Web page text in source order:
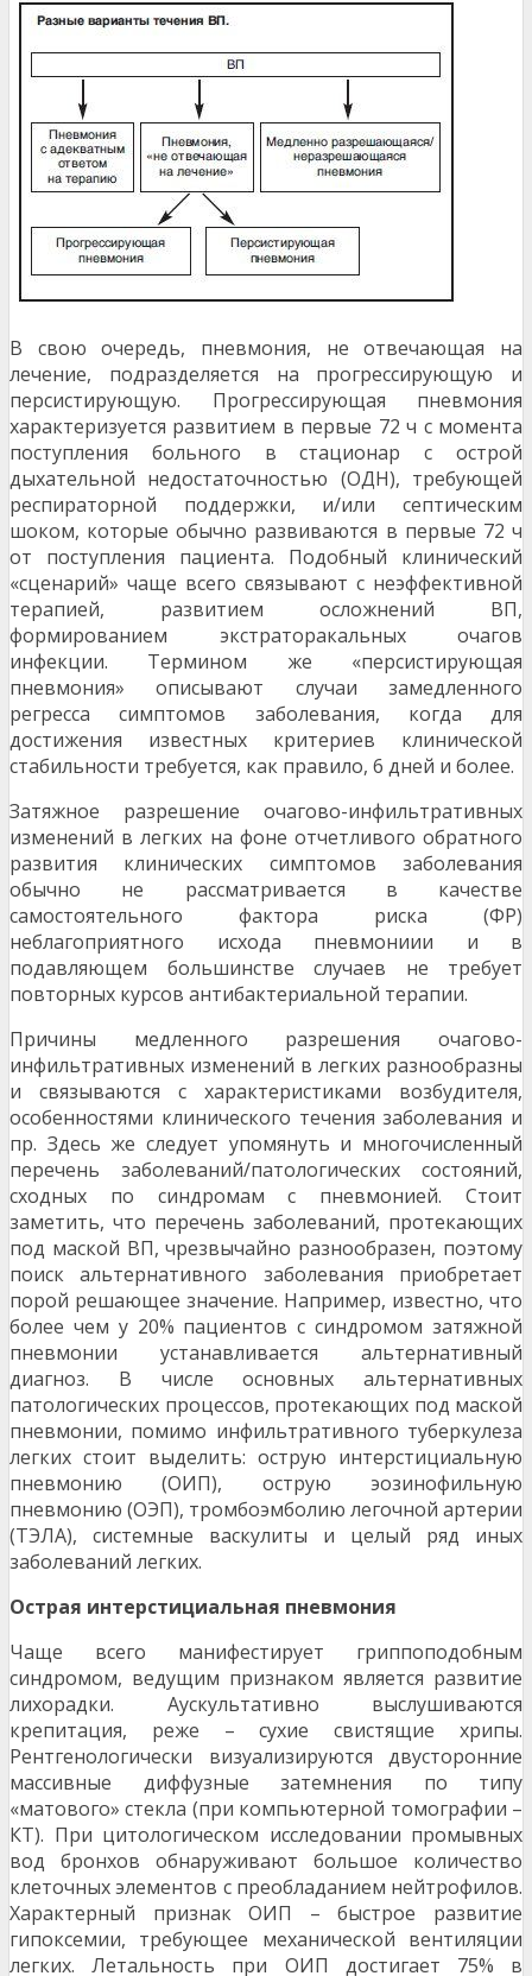
В свою очередь, пневмония, не отвечающая на
лечение, подразделяется на прогрессирующую и
персистирующую. Прогрессирующая пневмония
характеризуется развитием в первые 72 ч с момента
поступления больного в стационар с острой
дыхательной недостаточностью (ОДН), требующей
респираторной поддержки, и/или септическим
шоком, которые обычно развиваются в первые 72 ч
от поступления пациента. Подобный клинический
«сценарий» чаще всего связывают с неэффективной
терапией, развитием осложнений ВП,
формированием экстраторакальных очагов
инфекции. Термином же «персистирующая
пневмония» описывают случаи замедленного
регресса симптомов заболевания, когда для
достижения известных критериев клинической
стабильности требуется, как правило, 6 дней и более.
Затяжное разрешение очагово-инфильтративных
изменений в легких на фоне отчетливого обратного
развития клинических симптомов заболевания
обычно не рассматривается в качестве
самостоятельного фактора риска (ФР)
неблагоприятного исхода пневмониии и в
подавляющем большинстве случаев не требует
повторных курсов антибактериальной терапии.
Причины медленного разрешения очагово-
инфильтративных изменений в легких разнообразны
и связываются с характеристиками возбудителя,
особенностями клинического течения заболевания и
пр. Здесь же следует упомянуть и многочисленный
перечень заболеваний/патологических состояний,
сходных по синдромам с пневмонией. Стоит
заметить, что перечень заболеваний, протекающих
под маской ВП, чрезвычайно разнообразен, поэтому
поиск альтернативного заболевания приобретает
порой решающее значение. Например, известно, что
более чем у 20% пациентов с синдромом затяжной
пневмонии устанавливается альтернативный
диагноз. В числе основных альтернативных
патологических процессов, протекающих под маской
пневмонии, помимо инфильтративного туберкулеза
легких стоит выделить: острую интерстициальную
пневмонию (ОИП), острую эозинофильную
пневмонию (ОЭП), тромбоэмболию легочной артерии
(ТЭЛА), системные васкулиты и целый ряд иных
заболеваний легких.
Острая интерстициальная пневмония
Чаще всего манифестирует гриппоподобным
синдромом, ведущим признаком является развитие
лихорадки. Аускультативно выслушиваются
крепитация, реже – сухие свистящие хрипы.
Рентгенологически визуализируются двусторонние
массивные диффузные затемнения по типу
«матового» стекла (при компьютерной томографии –
КТ). При цитологическом исследовании промывных
вод бронхов обнаруживают большое количество
клеточных элементов с преобладанием нейтрофилов.
Характерный признак ОИП – быстрое развитие
гипоксемии, требующее механической вентиляции
легких. Летальность при ОИП достигает 75% в